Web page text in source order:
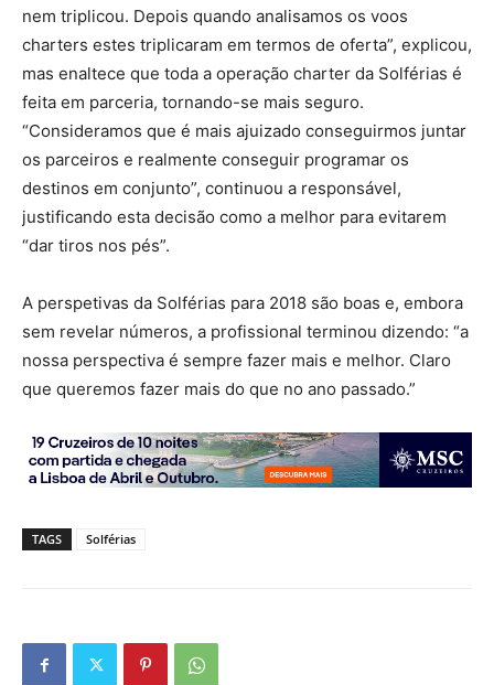
nem triplicou. Depois quando analisamos os voos
charters estes triplicaram em termos de oferta”, explicou,
mas enaltece que toda a operação charter da Solférias é
feita em parceria, tornando-se mais seguro.
“Consideramos que é mais ajuizado conseguirmos juntar
os parceiros e realmente conseguir programar os
destinos em conjunto”, continuou a responsável,
justificando esta decisão como a melhor para evitarem
“dar tiros nos pés”.
A perspetivas da Solférias para 2018 são boas e, embora
sem revelar números, a profissional terminou dizendo: “a
nossa perspectiva é sempre fazer mais e melhor. Claro
que queremos fazer mais do que no ano passado.”
TAGS Solférias